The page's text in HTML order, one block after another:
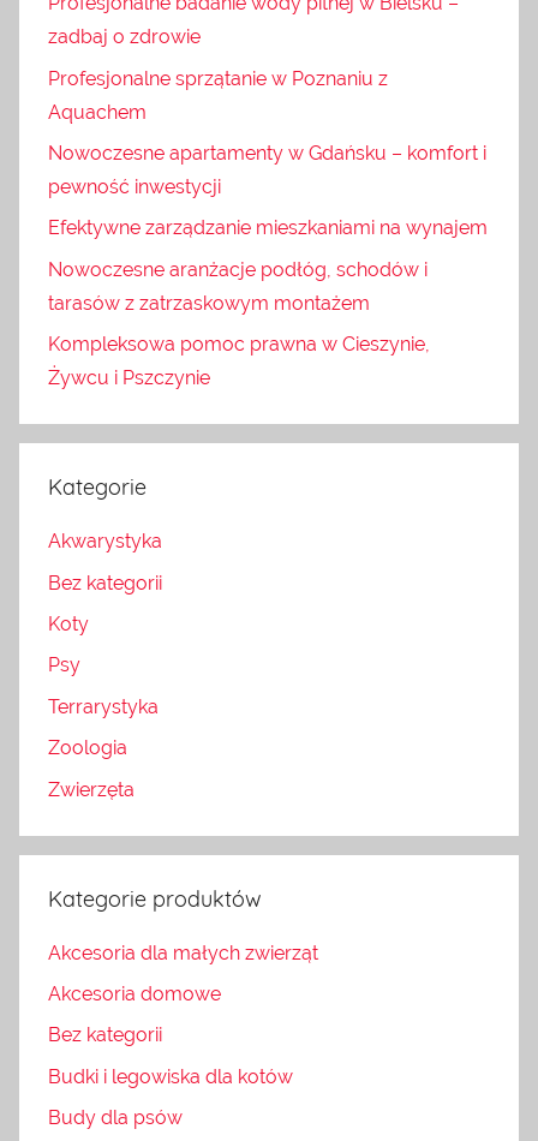
zadbaj o zdrowie
Profesjonalne sprzątanie w Poznaniu z
Aquachem
Nowoczesne apartamenty w Gdańsku – komfort i
pewność inwestycji
Efektywne zarządzanie mieszkaniami na wynajem
Nowoczesne aranżacje podłóg, schodów i
tarasów z zatrzaskowym montażem
Kompleksowa pomoc prawna w Cieszynie,
Żywcu i Pszczynie
Kategorie
Akwarystyka
Bez kategorii
Koty
Psy
Terrarystyka
Zoologia
Zwierzęta
Kategorie produktów
Akcesoria dla małych zwierząt
Akcesoria domowe
Bez kategorii
Budki i legowiska dla kotów
Budy dla psów